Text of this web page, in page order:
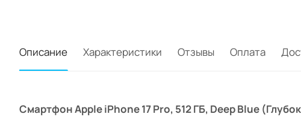
Описание Характеристики Отзывы Оплата
Смартфон Apple iPhone 17 Pro, 512 ГБ, Deep Blue